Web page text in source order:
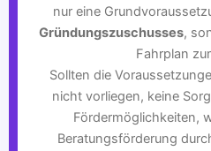
nur eine
Gründungszuschusses,
Fahrplan
Sollten die
nicht vorliegen, keine
Fördermöglichkeiten,
Beratungsförderung